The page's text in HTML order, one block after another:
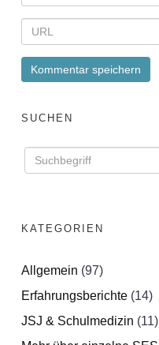
SUCHEN
KATEGORIEN
Allgemein (97)
Erfahrungsberichte (14)
JSJ & Schulmedizin (11)